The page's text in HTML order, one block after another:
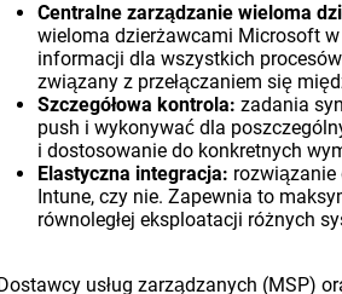
Centralne zarządzanie wieloma
wieloma dzierżawcami Microsoft
informacji dla wszystkich
związany z przełączaniem się
Szczegółowa kontrola: zadania
push i wykonywać dla
i dostosowanie do konkretnych
Elastyczna integracja: rozwiązanie
Intune, czy nie. Zapewnia to
równoległej eksploatacji różnych
usług zarządzanych (MSP)